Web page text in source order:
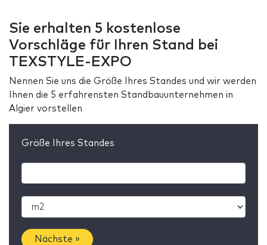
Sie erhalten 5 kostenlose
Vorschläge für Ihren Stand bei
TEXSTYLE-EXPO
Nennen Sie uns die Größe Ihres Standes und wir werden
Ihnen die 5 erfahrensten Standbauunternehmen in
Algier vorstellen
Größe Ihres Standes
Nächste »